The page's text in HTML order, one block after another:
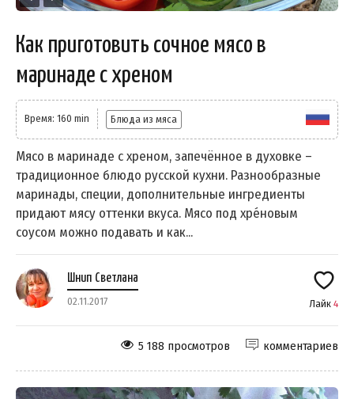
Как приготовить сочное мясо в
маринаде с хреном
Время: 160 min Блюда из мяса
Мясо в маринаде с хреном, запечённое в духовке –
традиционное блюдо русской кухни. Разнообразные
маринады, специи, дополнительные ингредиенты
придают мясу оттенки вкуса. Мясо под хрéновым
соусом можно подавать и как...
Шнип Светлана
02.11.2017 Лайк 4
комментариев
5 188 просмотров